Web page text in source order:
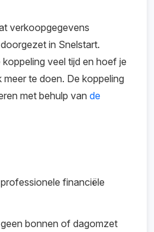
verkoopgegevens
in Snelstart.
veel tijd en hoef je
te doen. De koppeling
met behulp van de
financiële
bonnen of dagomzet